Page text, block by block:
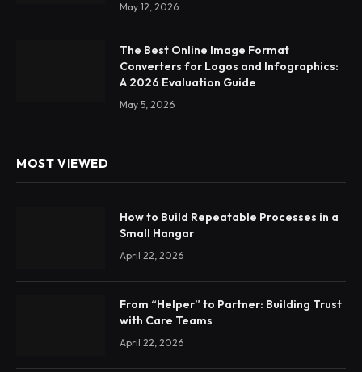
May 12, 2026
The Best Online Image Format
Converters for Logos and Infographics:
A 2026 Evaluation Guide
May 5, 2026
MOST VIEWED
How to Build Repeatable Processes in a
Small Hangar
April 22, 2026
From “Helper” to Partner: Building Trust
with Care Teams
April 22, 2026